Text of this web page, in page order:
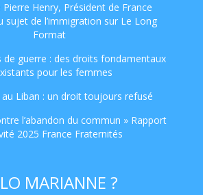
Henry, Président de France
sujet de l’immigration sur Le Long
Format
de guerre : des droits fondamentaux
pour les femmes
Liban : un droit toujours refusé
l’abandon du commun » Rapport
2025 France Fraternités
MARIANNE ?